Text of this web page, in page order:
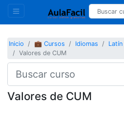
Inicio 💼 Cursos Idiomas Latín
Valores de CUM
Valores de CUM